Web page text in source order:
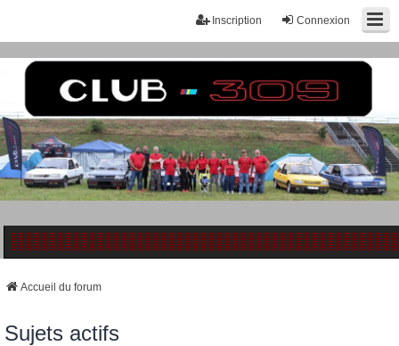
Connexion
Inscription
Accueil du forum
Sujets actifs